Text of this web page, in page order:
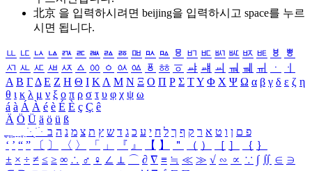
北京 을 입력하시려면 beijing을 입력하시고 space를 누르
시면 됩니다.
ㅥ ㅦ ㅧ ㅨ ㅩ ㅪ ㅫ ㅬ ㅭ ㅮ ㅯ ㅰ ㅱ ㅲ ㅳ ㅴ ㅵ ㅶ ㅷ ㅸ
ㅹ
ㅺ ㅻ ㅼ ㅽ ㅾ ㅿ ㆀ ㆁ ㆂ ㆃ ㆄ ㆅ ㆆ ㆇ ㆈ ㆉ ㆊ ㆋ ㆌ ㆍ
ㆎ
Α Β ΓΔ Ε Ζ Η Θ Ι ΚΛ Μ Ν Ξ Ο Π Ρ Σ ΤΥ Φ Χ Ψ Ω α β γ δ ε ζ η
θ ι κ λ μ ν ξ ο π ρ σ τ υ φ χ ψ ω
á à Á À é è É È ç Ç ê
Ä Ö Ü ä ö ü ß
ִֶֹ ֻּ ׁׂ פ ם ן ו ט א ר ק ף ך ל ח י ע כ ג ד ש ץ ת צ מ נ ה ב
‘ ’ “ ” 〔 〕 〈 〉 「 」 『 』 【 】 ＂ （ ） ［ ］ ｛ ｝
± × ÷ ≠ ≤ ≥ ∞ ∴ ♂ ♀ ∠ ⊥ ⌒ ∂ ∇ ≡ ≒ ≪ ≫ √ ∽ ∝ ∵ ∫ ∬ ∈ ∋